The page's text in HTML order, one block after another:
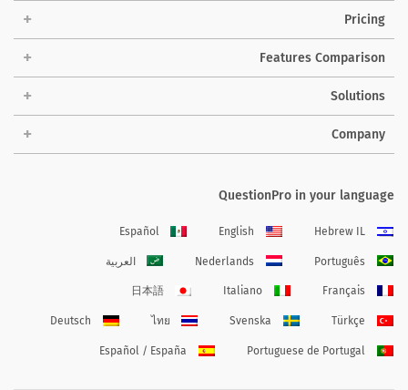
Pricing
Features Comparison
Solutions
Company
QuestionPro in your language
Hebrew IL
English
Español
Português
Nederlands العربية
Français
Italiano
日本語
Türkçe
Svenska
ไทย
Deutsch
Portuguese de Portugal
Español / España